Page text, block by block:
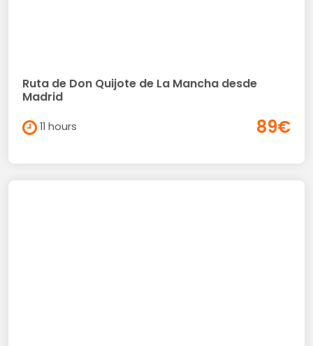
Ruta de Don Quijote de La Mancha desde
Madrid
11 hours 89€